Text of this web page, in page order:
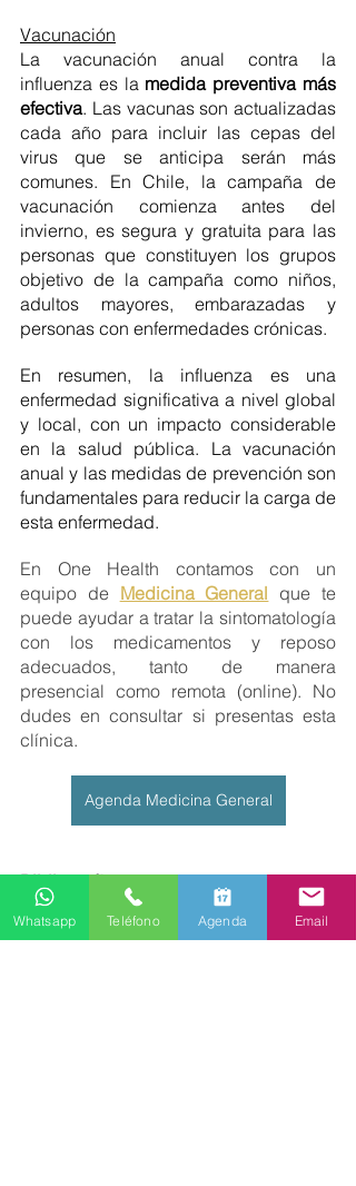
Vacunación
La vacunación anual contra la
influenza es la medida preventiva más
efectiva. Las vacunas son actualizadas
cada año para incluir las cepas del
virus que se anticipa serán más
comunes. En Chile, la campaña de
vacunación comienza antes del
invierno, es segura y gratuita para las
personas que constituyen los grupos
objetivo de la campaña como niños,
adultos mayores, embarazadas y
personas con enfermedades crónicas.
En resumen, la influenza es una
enfermedad significativa a nivel global
y local, con un impacto considerable
en la salud pública. La vacunación
anual y las medidas de prevención son
fundamentales para reducir la carga de
esta enfermedad.
En One Health contamos con un
equipo de Medicina General que te
puede ayudar a tratar la sintomatología
con los medicamentos y reposo
adecuados, tanto de manera
presencial como remota (online). No
dudes en consultar si presentas esta
clínica.
Agenda Medicina General
Bibliografía
Reporte anual OMS “Gripe
estacional”.
Whatsapp Teléfono Agenda Email